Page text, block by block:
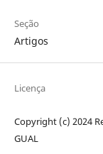
Seção
Artigos
Licença
Copyright (c) 2024
GUAL